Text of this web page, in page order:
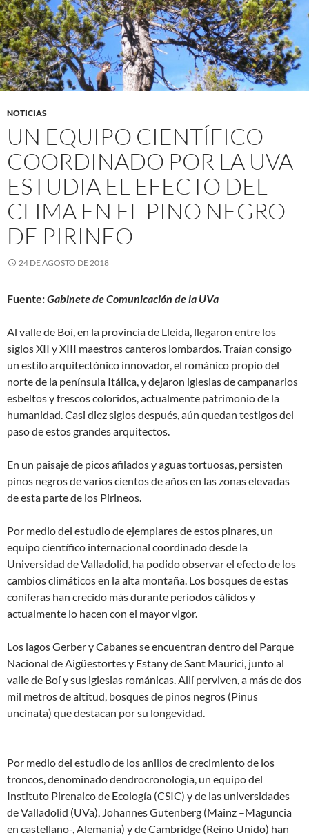
NOTICIAS
UN EQUIPO CIENTÍFICO
COORDINADO POR LA UVA
ESTUDIA EL EFECTO DEL
CLIMA EN EL PINO NEGRO
DE PIRINEO
24 DE AGOSTO DE 2018
Fuente:Gabinete de Comunicación de la UVa
Al valle de Boí, en la provincia de Lleida, llegaron entre los
siglos XII y XIII maestros canteros lombardos. Traían consigo
un estilo arquitectónico innovador, el románico propio del
norte de la península Itálica, y dejaron iglesias de campanarios
esbeltos y frescos coloridos, actualmente patrimonio de la
humanidad. Casi diez siglos después, aún quedan testigos del
paso de estos grandes arquitectos.
En un paisaje de picos afilados y aguas tortuosas, persisten
pinos negros de varios cientos de años en las zonas elevadas
de esta parte de los Pirineos.
Por medio del estudio de ejemplares de estos pinares, un
equipo científico internacional coordinado desde la
Universidad de Valladolid, ha podido observar el efecto de los
cambios climáticos en la alta montaña. Los bosques de estas
coníferas han crecido más durante periodos cálidos y
actualmente lo hacen con el mayor vigor.
Los lagos Gerber y Cabanes se encuentran dentro del Parque
Nacional de Aigüestortes y Estany de Sant Maurici, junto al
valle de Boí y sus iglesias románicas. Allí perviven, a más de dos
mil metros de altitud, bosques de pinos negros (Pinus
uncinata) que destacan por su longevidad.
Por medio del estudio de los anillos de crecimiento de los
troncos, denominado dendrocronología, un equipo del
Instituto Pirenaico de Ecología (CSIC) y de las universidades
de Valladolid (UVa), Johannes Gutenberg (Mainz –Maguncia
en castellano-, Alemania) y de Cambridge (Reino Unido) han